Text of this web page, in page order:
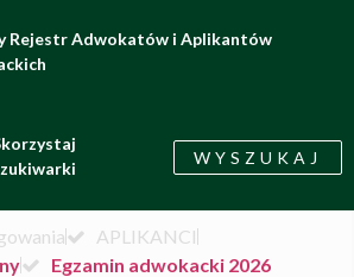
Rejestr Adwokatów i Aplikantów
WYSZUKAJ
APLIKANCI
Egzamin adwokacki 2026